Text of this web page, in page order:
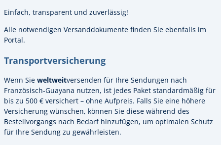
Einfach, transparent und zuverlässig!
Alle notwendigen Versanddokumente finden Sie ebenfalls im
Portal.
Transportversicherung
Wenn Sie weltweitversenden für Ihre Sendungen nach
Französisch-Guayana nutzen, ist jedes Paket standardmäßig für
bis zu 500 € versichert – ohne Aufpreis. Falls Sie eine höhere
Versicherung wünschen, können Sie diese während des
Bestellvorgangs nach Bedarf hinzufügen, um optimalen Schutz
für Ihre Sendung zu gewährleisten.